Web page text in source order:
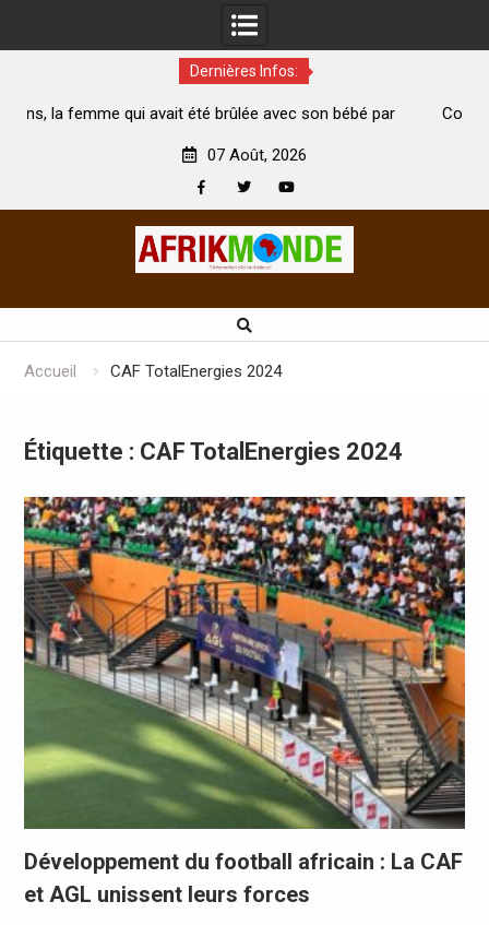
Dernières Infos:
été brûlée avec son bébé par
Coopération: Le ministre
07 Août, 2026
Accueil CAF TotalEnergies 2024
Étiquette : CAF TotalEnergies 2024
Développement du football africain : La CAF
et AGL unissent leurs forces